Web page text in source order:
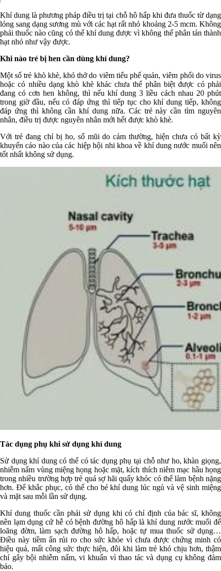
Khí dung là phương pháp điều trị tại chỗ hô hấp khi đưa thuốc từ dạng
lỏng sang dạng sương mù với các hạt rất nhỏ khoảng 2-5 mcm. Không
phải thuốc nào cũng có thể khí dung được vì không thể phân tán thành
hạt nhỏ như vậy được.
Khi nào trẻ bị hen cần dùng khí dung?
Một số trẻ khò khè, khó thở do viêm tiểu phế quản, viêm phổi do virus
hoặc có nhiều dạng khò khè khác chưa thể phân biệt được có phải
đang có cơn hen không, thì nếu khí dung 3 liều cách nhau 20 phút
trong giờ đầu, nếu có đáp ứng thì tiếp tục cho khí dung tiếp, không
đáp ứng thì không cần khí dung nữa. Các trẻ này cần tìm nguyên
nhân, điều trị được nguyên nhân mới hết được khò khè.
Với trẻ đang chỉ bị ho, sổ mũi do cảm thường, hiện chưa có bất kỳ
khuyến cáo nào của các hiệp hội nhi khoa về khí dung nước muối nên
tốt nhất không sử dụng.
Tác dụng phụ khi sử dụng khí dung
Sử dụng khí dung có thể có tác dụng phụ tại chỗ như ho, khàn giọng,
nhiễm nấm vùng miệng họng hoặc mặt, kích thích niêm mạc hầu họng
trong nhiều trường hợp trẻ quá sợ hãi quấy khóc có thể làm bệnh nặng
hơn. Để khắc phục, có thể cho bé khí dung lúc ngủ và vệ sinh miệng
và mặt sau mỗi lần sử dụng.
Khí dung thuốc cần phải sử dụng khi có chỉ định của bác sĩ, không
nên lạm dụng cứ hễ có bệnh đường hô hấp là khí dung nước muối để
loãng đờm, làm sạch đường hô hấp, hoặc tự mua thuốc sử dụng…
Điều này tiềm ẩn rủi ro cho sức khỏe vì chưa được chứng minh có
hiệu quả, mất công sức thực hiện, đôi khi làm trẻ khó chịu hơn, thậm
chí gây bội nhiễm nấm, vi khuẩn vì thao tác và dụng cụ không đảm
bảo.